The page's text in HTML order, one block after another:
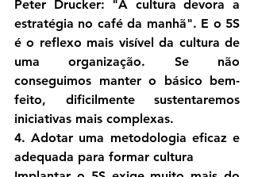
Peter Drucker: "A cultura devora a
estratégia no café da manhã". E o 5S
é o reflexo mais visível da cultura de
uma organização. Se não
conseguimos manter o básico bem-
feito, dificilmente sustentaremos
iniciativas mais complexas.
4. Adotar uma metodologia eficaz e
adequada para formar cultura